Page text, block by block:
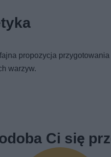
propozycja
warzyw.
Ci się